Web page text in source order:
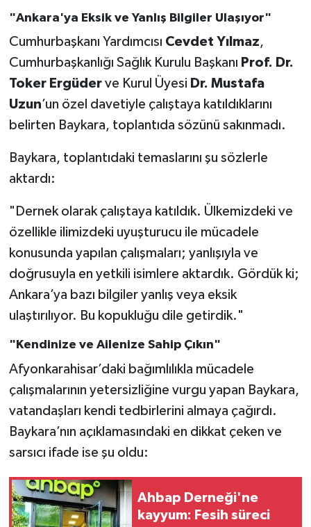
"Ankara'ya Eksik ve Yanlış Bilgiler Ulaşıyor"
Cumhurbaşkanı Yardımcısı Cevdet Yılmaz,
Cumhurbaşkanlığı Sağlık Kurulu Başkanı Prof. Dr.
Toker Ergüderve Kurul Üyesi Dr. Mustafa
Uzun’un özel davetiyle çalıştaya katıldıklarını
belirten Baykara, toplantıda sözünü sakınmadı.
Baykara, toplantıdaki temaslarını şu sözlerle
aktardı:
"Dernek olarak çalıştaya katıldık. Ülkemizdeki ve
özellikle ilimizdeki uyuşturucu ile mücadele
konusunda yapılan çalışmaları; yanlışıyla ve
doğrusuyla en yetkili isimlere aktardık. Gördük ki;
Ankara’ya bazı bilgiler yanlış veya eksik
ulaştırılıyor. Bu kopukluğu dile getirdik."
"Kendinize ve Ailenize Sahip Çıkın"
Afyonkarahisar’daki bağımlılıkla mücadele
çalışmalarının yetersizliğine vurgu yapan Baykara,
vatandaşları kendi tedbirlerini almaya çağırdı.
Baykara’nın açıklamasındaki en dikkat çeken ve
sarsıcı ifade ise şu oldu:
Ahbap Derneği'ne
kayyum: Fesih süreci